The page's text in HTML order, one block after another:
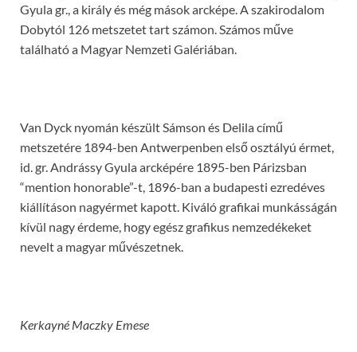
Gyula gr., a király és még mások arcképe. A szakirodalom
Dobytól 126 metszetet tart számon. Számos műve
található a Magyar Nemzeti Galériában.
Van Dyck nyomán készült Sámson és Delila című
metszetére 1894-ben Antwerpenben első osztályú érmet,
id. gr. Andrássy Gyula arcképére 1895-ben Párizsban
“mention honorable”-t, 1896-ban a budapesti ezredéves
kiállításon nagyérmet kapott. Kiváló grafikai munkásságán
kívül nagy érdeme, hogy egész grafikus nemzedékeket
nevelt a magyar művészetnek.
Kerkayné Maczky Emese